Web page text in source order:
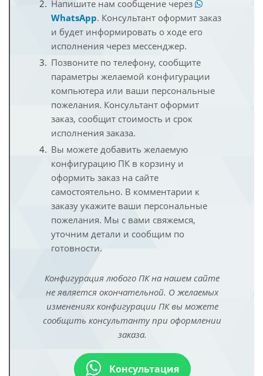
Напишите нам сообщение через
WhatsApp. Консультант оформит заказ
и будет информировать о ходе его
исполнения через мессенджер.
Позвоните по телефону, сообщите
параметры желаемой конфигурации
компьютера или ваши персональные
пожелания. Консультант оформит
заказ, сообщит стоимость и срок
исполнения заказа.
Вы можете добавить желаемую
конфигурацию ПК в корзину и
оформить заказ на сайте
самостоятельно. В комментарии к
заказу укажите ваши персональные
пожелания. Мы с вами свяжемся,
уточним детали и сообщим по
готовности.
Конфигурация любого ПК на нашем сайте
не является окончательной. О желаемых
изменениях конфигурации ПК вы можете
сообщить консультанту при оформлении
заказа.
Консультация